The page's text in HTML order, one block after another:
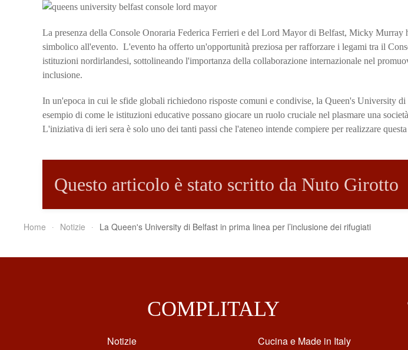
La presenza della Console Onoraria Federica Ferrieri e del Lord Mayor di Belfast, Micky Murray
simbolico all'evento. L'evento ha offerto un'opportunità preziosa per rafforzare i legami tra il
istituzioni nordirlandesi, sottolineando l'importanza della collaborazione internazionale nel
inclusione.
In un'epoca in cui le sfide globali richiedono risposte comuni e condivise, la Queen's University di
esempio di come le istituzioni educative possano giocare un ruolo cruciale nel plasmare una
L'iniziativa di ieri sera è solo uno dei tanti passi che l'ateneo intende compiere per realizzare
Questo articolo è stato scritto da Nuto Girotto
Home Notizie La Queen's University di Belfast in prima linea per l’inclusione dei rifugiati
COMPLITALY
Notizie Cucina e Made in Italy